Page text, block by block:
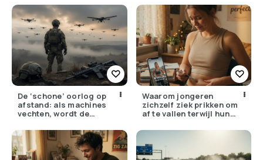
écht?
De ‘schone’ oorlog op
afstand: als machines
vechten, wordt de
lager
Waarom jongeren
zichzelf ziek prikken om
af te vallen terwijl hun
bellen